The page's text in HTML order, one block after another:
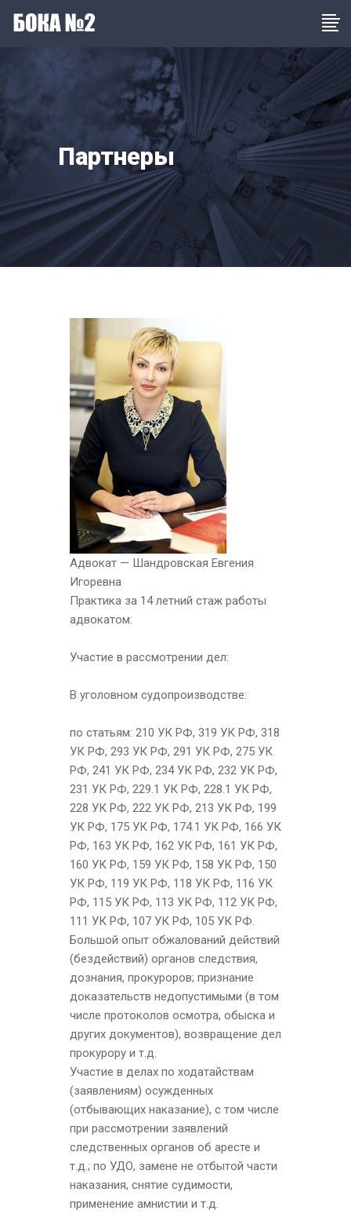
Партнеры
Адвокат — Шандровская Евгения
Игоревна
Практика за 14 летний стаж работы
адвокатом:
Участие в рассмотрении дел:
В уголовном судопроизводстве:
по статьям: 210 УК РФ, 319 УК РФ, 318
УК РФ, 293 УК РФ, 291 УК РФ, 275 УК
РФ, 241 УК РФ, 234 УК РФ, 232 УК РФ,
231 УК РФ, 229.1 УК РФ, 228.1 УК РФ,
228 УК РФ, 222 УК РФ, 213 УК РФ, 199
УК РФ, 175 УК РФ, 174.1 УК РФ, 166 УК
РФ, 163 УК РФ, 162 УК РФ, 161 УК РФ,
160 УК РФ, 159 УК РФ, 158 УК РФ, 150
УК РФ, 119 УК РФ, 118 УК РФ, 116 УК
РФ, 115 УК РФ, 113 УК РФ, 112 УК РФ,
111 УК РФ, 107 УК РФ, 105 УК РФ.
Большой опыт обжалований действий
(бездействий) органов следствия,
дознания, прокуроров; признание
доказательств недопустимыми (в том
числе протоколов осмотра, обыска и
других документов), возвращение дел
прокурору и т.д.
Участие в делах по ходатайствам
(заявлениям) осужденных
(отбывающих наказание), с том числе
при рассмотрении заявлений
следственных органов об аресте и
т.д.; по УДО, замене не отбытой части
наказания, снятие судимости,
применение амнистии и т.д.